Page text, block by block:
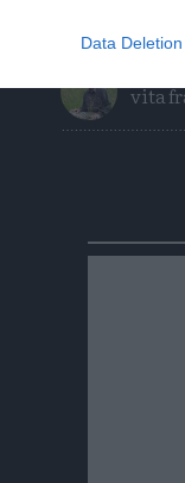
Data Deletion
vita